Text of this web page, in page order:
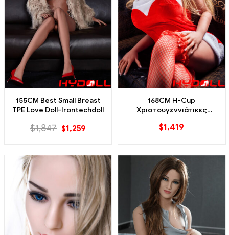
155CM Best Small Breast
TPE Love Doll-Irontechdoll
$1,847 $1,259
168CM H-Cup
Χριστουγεννιάτικες
$1,419